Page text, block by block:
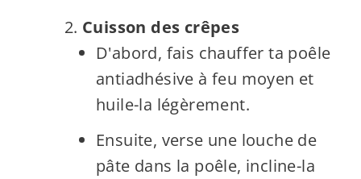
Cuisson des crêpes
D'abord, fais chauffer ta poêle
antiadhésive à feu moyen et
huile-la légèrement.
Ensuite, verse une louche de
pâte dans la poêle, incline-la